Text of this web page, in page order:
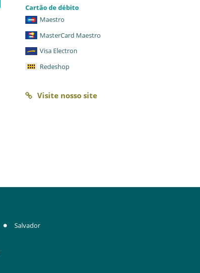
Cartão de débito
Maestro
MasterCard Maestro
Visa Electron
Redeshop
Visite nosso site
Salvador